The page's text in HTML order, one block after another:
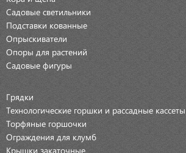
Садовые светильники
Подставки кованные
Опрыскиватели
Опоры для растений
Садовые фигуры
Грядки
Технологические горшки и рассадные кассеты
Торфяные горшочки
Ограждения для клумб
Крышки закаточные